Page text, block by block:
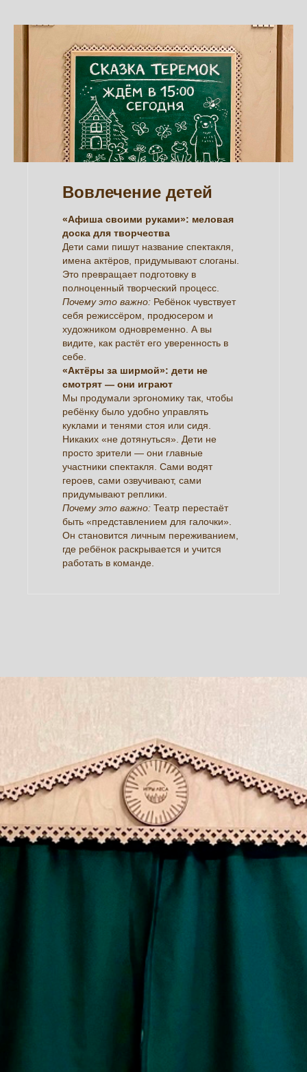
Вовлечение детей
«Афиша своими руками»: меловая
доска для творчества
Дети сами пишут название спектакля,
имена актёров, придумывают слоганы.
Это превращает подготовку в
полноценный творческий процесс.
Почему это важно: Ребёнок чувствует
себя режиссёром, продюсером и
художником одновременно. А вы
видите, как растёт его уверенность в
себе.
«Актёры за ширмой»: дети не
смотрят — они играют
Мы продумали эргономику так, чтобы
ребёнку было удобно управлять
куклами и тенями стоя или сидя.
Никаких «не дотянуться». Дети не
просто зрители — они главные
участники спектакля. Сами водят
героев, сами озвучивают, сами
придумывают реплики.
Почему это важно: Театр перестаёт
быть «представлением для галочки».
Он становится личным переживанием,
где ребёнок раскрывается и учится
работать в команде.